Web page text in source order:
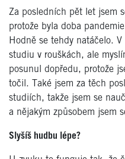
Za posledních pět let jsem
protože byla doba
Hodně se tehdy natáčelo.
studiu v rouškách, ale
posunul dopředu, protože
točil. Také jsem za těch
studiích, takže jsem se
a nějakým způsobem jsem
Slyšíš hudbu lépe?